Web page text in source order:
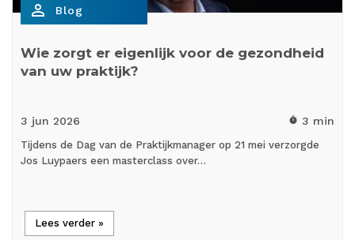
person_outline Blog
Wie zorgt er eigenlijk voor de gezondheid
van uw praktijk?
3 jun 2026 timer 3 min
Tijdens de Dag van de Praktijkmanager op 21 mei verzorgde
Jos Luypaers een masterclass over…
Lees verder »